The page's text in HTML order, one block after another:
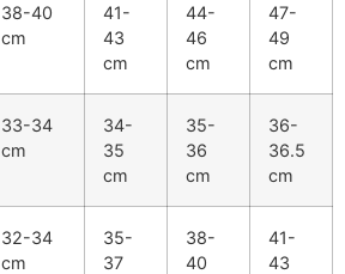
38-40
cm
41-
43
cm
44-
46
cm
47-
49
cm
33-34
cm
34-
35
cm
35-
36
cm
36-
36.5
cm
32-34
cm
35-
37
38-
40
41-
43